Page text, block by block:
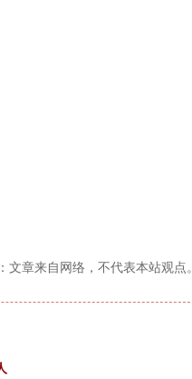
文章来自网络，不代表本站观点。